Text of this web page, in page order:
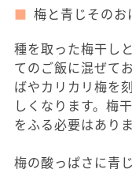
梅と青じそのお
種を取った梅干し
てのご飯に混ぜて
ばやカリカリ梅を
しくなります。梅
をふる必要はありま
梅の酸っぱさに青